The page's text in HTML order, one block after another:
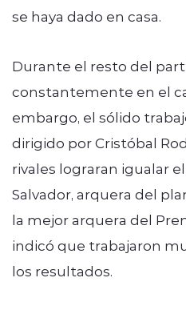
se haya dado en casa.
Durante el resto del
constantemente en el
embargo, el sólido
dirigido por Cristóbal
rivales lograran igualar
Salvador, arquera del
la mejor arquera del
indicó que trabajaron
los resultados.